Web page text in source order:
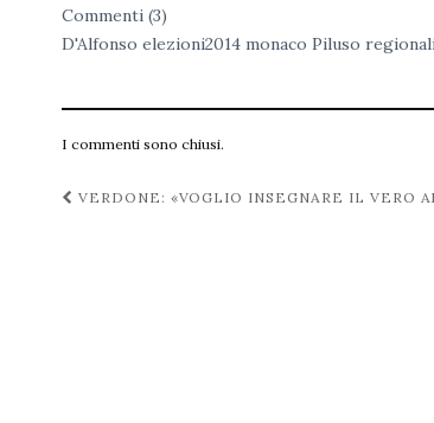
Commenti (3)
D'Alfonso elezioni2014 monaco Piluso
I commenti sono chiusi.
Navigazione
VERDONE: «VOGLIO INSEGNARE IL VERO